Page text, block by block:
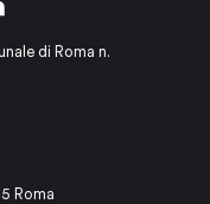
di Roma n.
Roma